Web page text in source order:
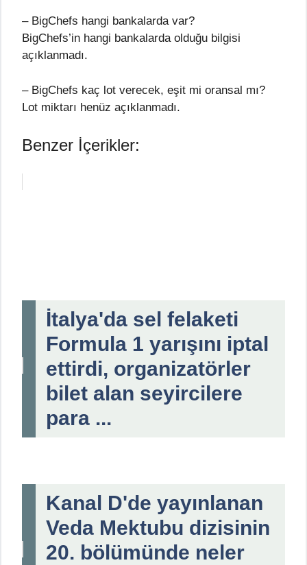
– BigChefs hangi bankalarda var?
BigChefs’in hangi bankalarda olduğu bilgisi
açıklanmadı.
– BigChefs kaç lot verecek, eşit mi oransal mı?
Lot miktarı henüz açıklanmadı.
Benzer İçerikler:
İtalya'da sel felaketi
Formula 1 yarışını iptal
ettirdi, organizatörler
bilet alan seyircilere
para ...
Kanal D'de yayınlanan
Veda Mektubu dizisinin
20. bölümünde neler